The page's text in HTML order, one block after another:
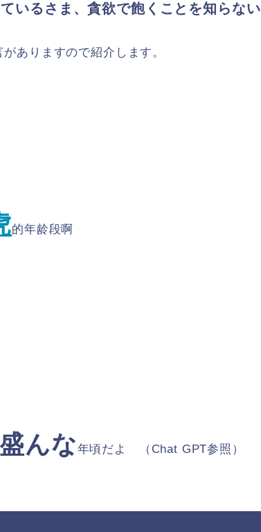
いるさま、貪欲で飽くことを知らない
ありますので紹介します。
的年龄段啊
んな年頃だよ （Chat GPT参照）